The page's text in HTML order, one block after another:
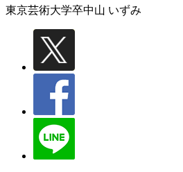
東京芸術大学卒中山 いずみ